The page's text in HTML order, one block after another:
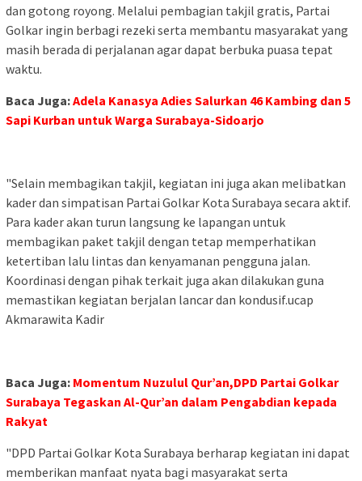
dan gotong royong. Melalui pembagian takjil gratis, Partai
Golkar ingin berbagi rezeki serta membantu masyarakat yang
masih berada di perjalanan agar dapat berbuka puasa tepat
waktu.
Baca Juga:Adela Kanasya Adies Salurkan 46 Kambing dan 5
Sapi Kurban untuk Warga Surabaya-Sidoarjo
"Selain membagikan takjil, kegiatan ini juga akan melibatkan
kader dan simpatisan Partai Golkar Kota Surabaya secara aktif.
Para kader akan turun langsung ke lapangan untuk
membagikan paket takjil dengan tetap memperhatikan
ketertiban lalu lintas dan kenyamanan pengguna jalan.
Koordinasi dengan pihak terkait juga akan dilakukan guna
memastikan kegiatan berjalan lancar dan kondusif.ucap
Akmarawita Kadir
Baca Juga: Momentum Nuzulul Qur’an,DPD Partai Golkar
Surabaya Tegaskan Al-Qur’an dalam Pengabdian kepada
Rakyat
"DPD Partai Golkar Kota Surabaya berharap kegiatan ini dapat
memberikan manfaat nyata bagi masyarakat serta